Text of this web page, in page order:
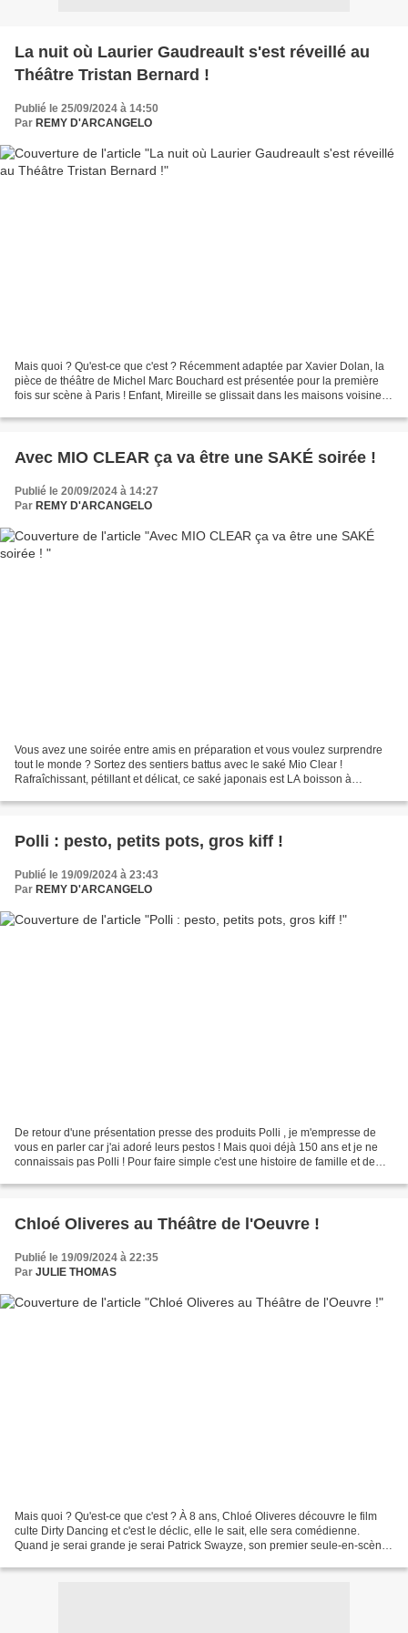
La nuit où Laurier Gaudreault s'est réveillé au
Théâtre Tristan Bernard !
Publié le 25/09/2024 à 14:50
Par REMY D'ARCANGELO
Mais quoi ? Qu'est-ce que c'est ? Récemment adaptée par Xavier Dolan, la
pièce de théâtre de Michel Marc Bouchard est présentée pour la première
fois sur scène à Paris ! Enfant, Mireille se glissait dans les maisons voisines
Avec MIO CLEAR ça va être une SAKÉ soirée !
Publié le 20/09/2024 à 14:27
Par REMY D'ARCANGELO
Vous avez une soirée entre amis en préparation et vous voulez surprendre
tout le monde ? Sortez des sentiers battus avec le saké Mio Clear !
Rafraîchissant, pétillant et délicat, ce saké japonais est LA boisson à
Polli : pesto, petits pots, gros kiff !
Publié le 19/09/2024 à 23:43
Par REMY D'ARCANGELO
De retour d'une présentation presse des produits Polli , je m'empresse de
vous en parler car j'ai adoré leurs pestos ! Mais quoi déjà 150 ans et je ne
connaissais pas Polli ! Pour faire simple c'est une histoire de famille et de
Chloé Oliveres au Théâtre de l'Oeuvre !
Publié le 19/09/2024 à 22:35
Par JULIE THOMAS
Mais quoi ? Qu'est-ce que c'est ? À 8 ans, Chloé Oliveres découvre le film
culte Dirty Dancing et c'est le déclic, elle le sait, elle sera comédienne.
Quand je serai grande je serai Patrick Swayze, son premier seule-en-scène